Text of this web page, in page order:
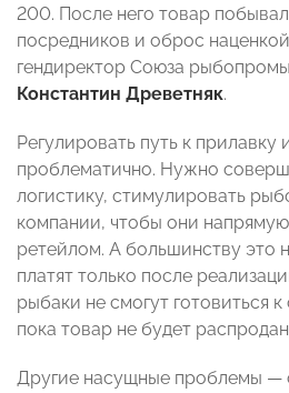
200. После него товар
посредников и оброс
гендиректор Союза
Константин Древетняк.
Регулировать путь к
проблематично. Нужно
логистику, стимулировать
компании, чтобы они
ретейлом. А большинству это
платят только после
рыбаки не смогут готовиться
пока товар не будет
Другие насущные проблемы —